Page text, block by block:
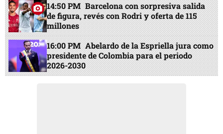
14:50 PM Barcelona con sorpresiva salida
de figura, revés con Rodri y oferta de 115
millones
16:00 PM Abelardo de la Espriella jura como
presidente de Colombia para el periodo
2026-2030